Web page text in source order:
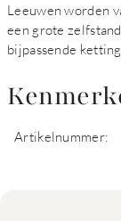
Leeuwen worden
een grote
bijpassende
Artikelnummer: